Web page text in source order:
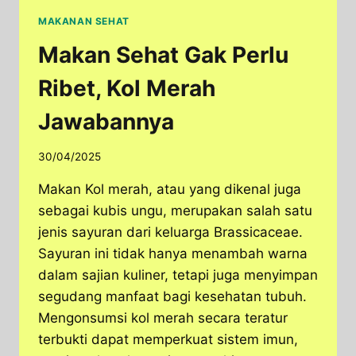
MAKANAN SEHAT
Makan Sehat Gak Perlu
Ribet, Kol Merah
Jawabannya
30/04/2025
Makan Kol merah, atau yang dikenal juga
sebagai kubis ungu, merupakan salah satu
jenis sayuran dari keluarga Brassicaceae.
Sayuran ini tidak hanya menambah warna
dalam sajian kuliner, tetapi juga menyimpan
segudang manfaat bagi kesehatan tubuh.
Mengonsumsi kol merah secara teratur
terbukti dapat memperkuat sistem imun,